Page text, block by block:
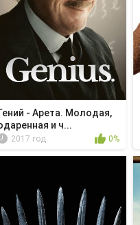
- Арета. Молодая,
и ч...
2017 год 0%